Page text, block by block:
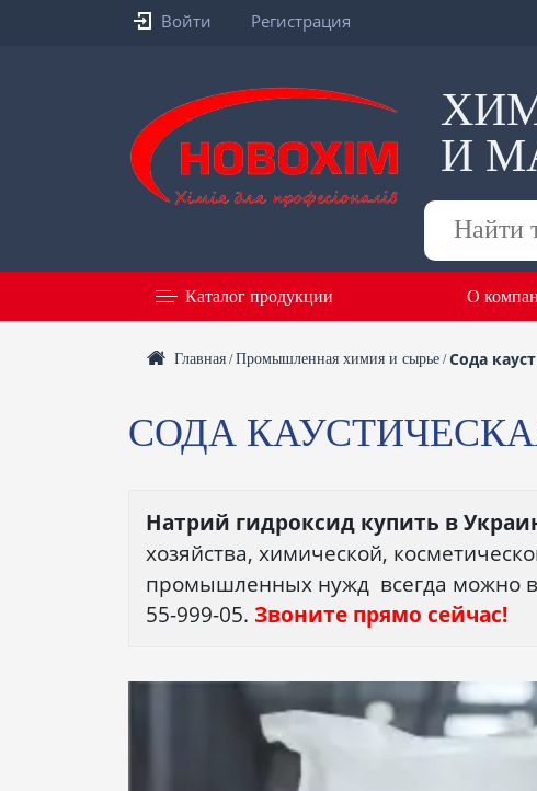
Войти Регистрация
И
товаров
Каталог продукции О
Главная /Промышленная химия и сырье /Сода
СОДА
Натрий гидроксид купить в
хозяйства, химической,
промышленных нужд всегда можно в
55-999-05. Звоните прямо сейчас!